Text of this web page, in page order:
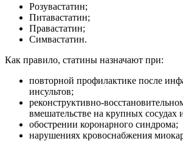
Розувастатин;
Питавастатин;
Правастатин;
Симвастатин.
Как правило, статины назначают при:
повторной профилактике после
инсультов;
реконструктивно-
вмешательстве на крупных сосудах
обострении коронарного синдрома;
нарушениях кровоснабжения